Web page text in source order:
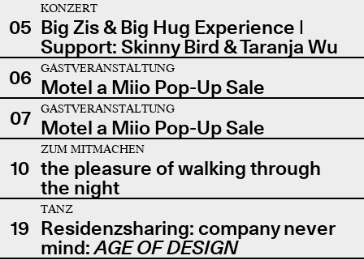
05
KONZERT
Big Zis & Big Hug Experience |
Support: Skinny Bird & Taranja Wu
06
GASTVERANSTALTUNG
Motel a Miio Pop-Up Sale
07
GASTVERANSTALTUNG
Motel a Miio Pop-Up Sale
10
ZUM MITMACHEN
the pleasure of walking through
the night
19
TANZ
Residenzsharing: company never
mind:AGE OF DESIGN